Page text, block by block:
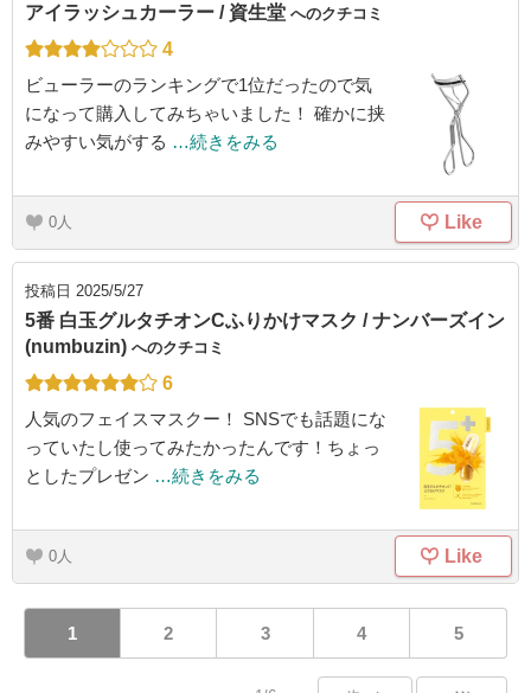
アイラッシュカーラー / 資生堂 へのクチコミ
4
ビューラーのランキングで1位だったので気
になって購入してみちゃいました！ 確かに挟
みやすい気がする …続きをみる
0 Like
投稿日 2025/5/27
5番 白玉グルタチオンCふりかけマスク / ナンバーズイン
(numbuzin) へのクチコミ
6
人気のフェイスマスクー！ SNSでも話題にな
っていたし使ってみたかったんです！ちょっ
としたプレゼン …続きをみる
0 Like
1 2 3 4 5